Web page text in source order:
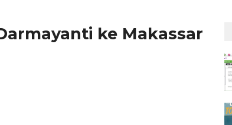
ke Makassar